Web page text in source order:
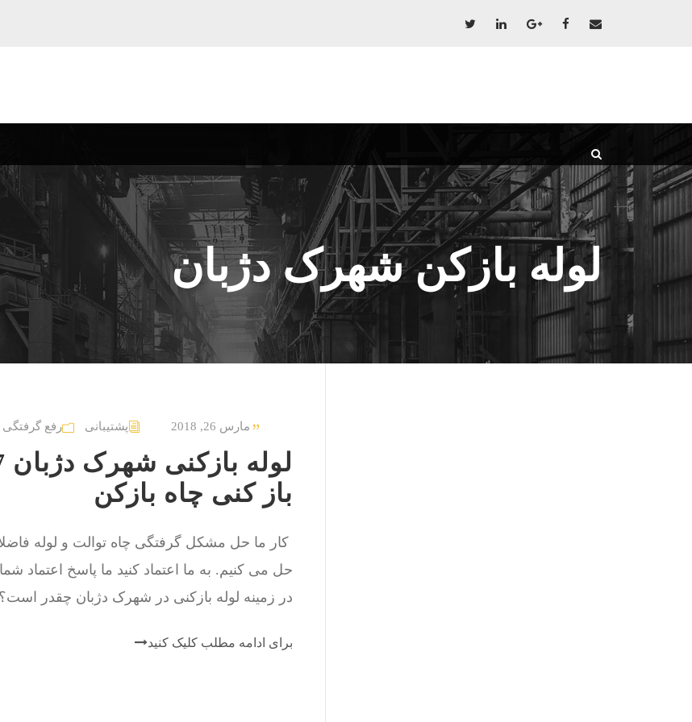
لوله بازکن شهرک دژبان
مارس 26, 2018 پشتیبانی رفع گرفتگی
باز کنی چاه بازکن
حل می کنیم. به ما اعتماد کنید ما پاسخ اعتماد
در زمینه لوله بازکنی در شهرک دژبان چقدر
برای ادامه مطلب کلیک کنید